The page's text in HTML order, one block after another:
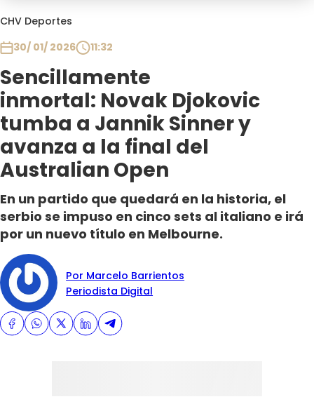
CHV Deportes
30/ 01/ 2026
11:32
Sencillamente
inmortal: Novak Djokovic
tumba a Jannik Sinner y
avanza a la final del
Australian Open
En un partido que quedará en la historia, el
serbio se impuso en cinco sets al italiano e irá
por un nuevo título en Melbourne.
Por Marcelo Barrientos
Periodista Digital
Programas
Club De La Comedia
Contigo en Directo
Plan Perfecto
El Tiempo
Sabingo
Todos Los Programas